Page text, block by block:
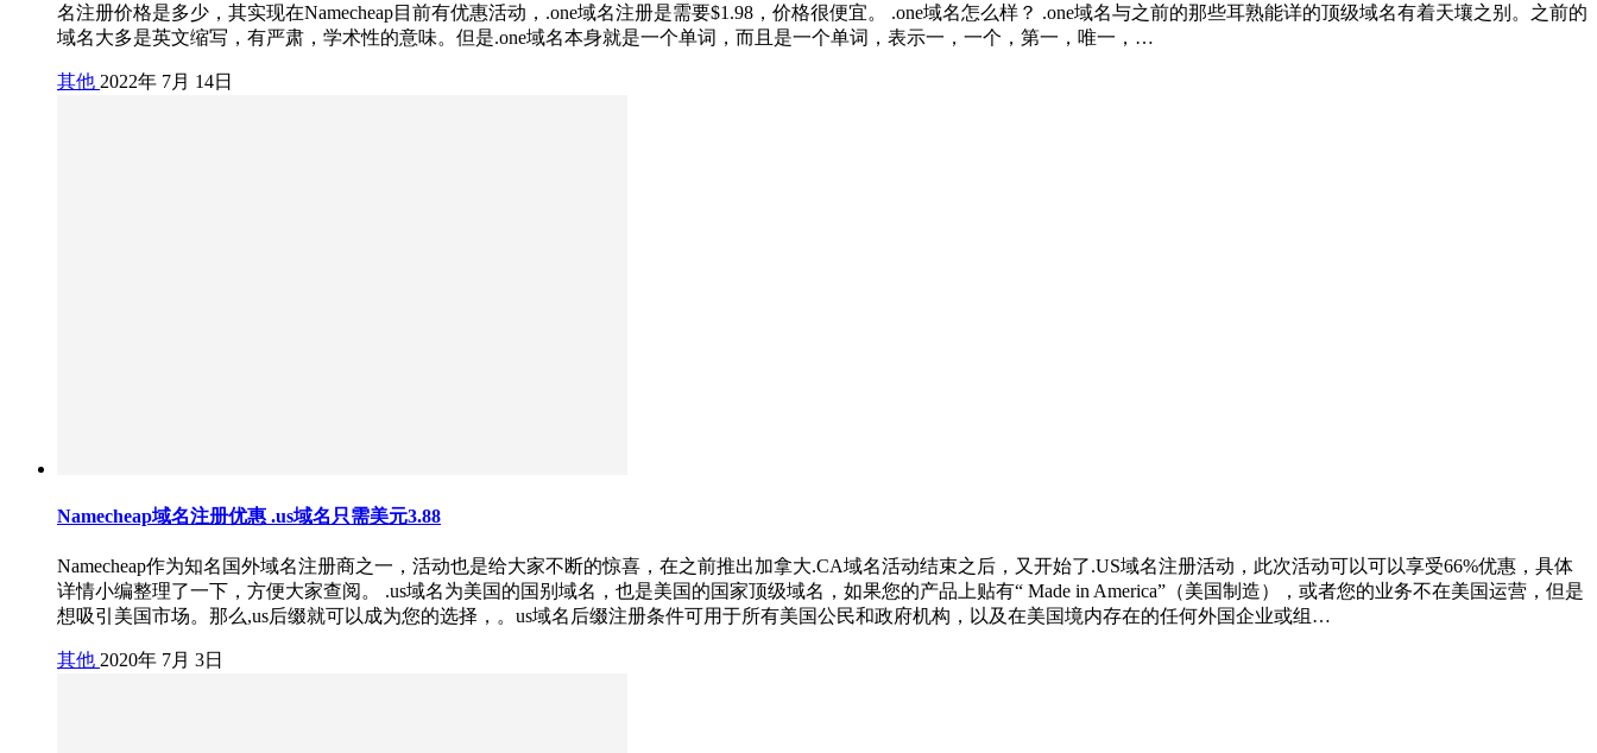
名注册价格是多少，其实现在Namecheap目前有优惠活动，.one域名注册是需要$1.98，价格很便宜。 .one域名怎么样？ .one域名与之前的那些耳熟能详的顶级域名有着天壤之别。之前的
域名大多是英文缩写，有严肃，学术性的意味。但是.one域名本身就是一个单词，而且是一个单词，表示一，一个，第一，唯一，…
其他 2022年 7月 14日
Namecheap域名注册优惠 .us域名只需美元3.88
Namecheap作为知名国外域名注册商之一，活动也是给大家不断的惊喜，在之前推出加拿大.CA域名活动结束之后，又开始了.US域名注册活动，此次活动可以可以享受66%优惠，具体
详情小编整理了一下，方便大家查阅。 .us域名为美国的国别域名，也是美国的国家顶级域名，如果您的产品上贴有“ Made in America”（美国制造），或者您的业务不在美国运营，但是
想吸引美国市场。那么,us后缀就可以成为您的选择，。us域名后缀注册条件可用于所有美国公民和政府机构，以及在美国境内存在的任何外国企业或组…
其他 2020年 7月 3日